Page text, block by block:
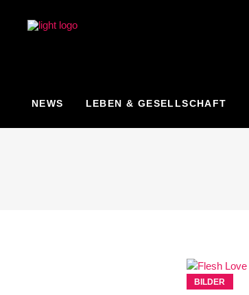
NEWS LEBEN & GESELLSCHAFT
BILDER